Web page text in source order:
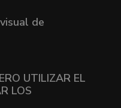
de
UTILIZAR EL
LOS